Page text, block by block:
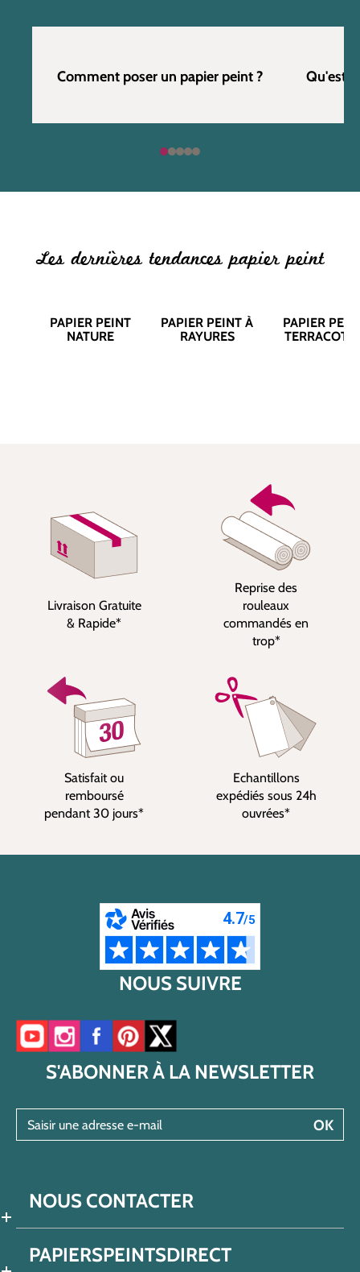
Comment poser un papier peint ? Qu'est
Les dernières tendances papier peint
PAPIER PEINT
NATURE
PAPIER PEINT À
RAYURES
PAPIER
Livraison Gratuite
& Rapide*
Reprise des
rouleaux
commandés en
trop*
Satisfait ou
remboursé
pendant 30 jours*
Echantillons
expédiés sous 24h
ouvrées*
NOUS SUIVRE
Accéder à notre chaîne YouTube
Accéder à notre compte Instagram
Accéder à notre page Facebook
Accéder à notre compte Pinterest
Accéder à notre compte Twitter/X
S'ABONNER À LA NEWSLETTER
OK
NOUS CONTACTER
PAPIERSPEINTSDIRECT